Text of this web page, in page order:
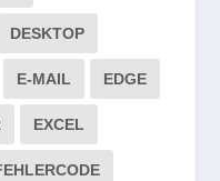
DESKTOP
E-MAIL EDGE
EXCEL